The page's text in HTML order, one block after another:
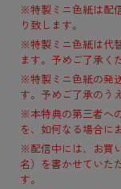
※特製ミニ色紙は配
り致します。
※特製ミニ色紙は代
ます。予めご了承く
※特製ミニ色紙の発
す。予めご了承のう
※本特典の第三者へ
を、如何なる場合に
※配信中には、お買
名）を書かせていた
す。